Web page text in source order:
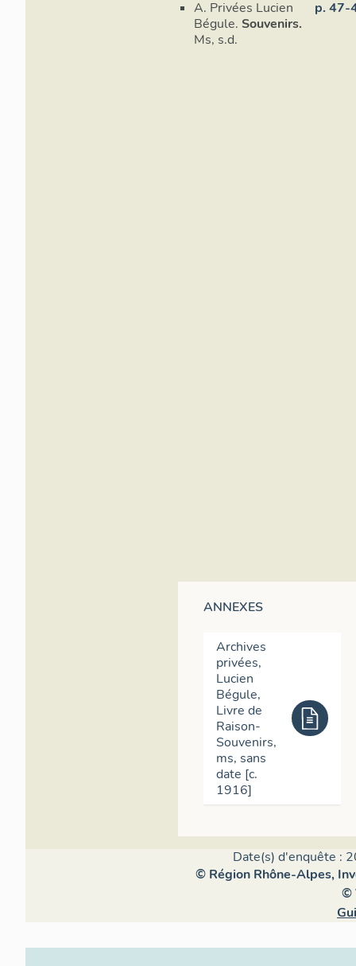
A. Privées Lucien
Bégule. Souvenirs.
Ms, s.d.
p. 47-
ANNEXES
Archives
privées,
Lucien
Bégule,
Livre de
Raison-
Souvenirs,
ms, sans
date [c.
1916]
Date(s) d'enquête :
© Région Rhône-Alpes,
©